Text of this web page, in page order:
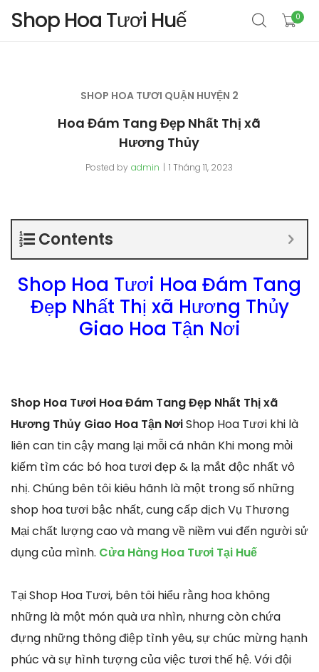
Shop Hoa Tươi Huế 0
SHOP HOA TƯƠI QUẬN HUYỆN 2
Hoa Đám Tang Đẹp Nhất Thị xã
Hương Thủy
Posted by admin 1 Tháng 11, 2023
Contents
Shop Hoa Tươi Hoa Đám Tang
Đẹp Nhất Thị xã Hương Thủy
Giao Hoa Tận Nơi
Shop Hoa Tươi Hoa Đám Tang Đẹp Nhất Thị xã
Hương Thủy Giao Hoa Tận NơiShop Hoa Tươi khi là
liên can tin cậy mang lại mỗi cá nhân Khi mong mỏi
kiếm tìm các bó hoa tươi đẹp & lạ mắt độc nhất vô
nhị. Chúng bên tôi kiêu hãnh là một trong số những
shop hoa tươi bậc nhất, cung cấp dịch Vụ Thương
Mại chất lượng cao và mang về niềm vui đến người sử
dụng của mình. Cửa Hàng Hoa Tươi Tại Huế
Tại Shop Hoa Tươi, bên tôi hiểu rằng hoa không
những là một món quà ưa nhìn, nhưng còn chứa
đựng những thông điệp tình yêu, sự chúc mừng hạnh
phúc và sự hình tượng của việc tươi thế hệ. Với đội